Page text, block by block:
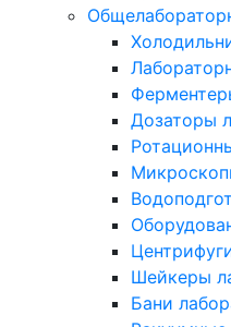
Дозаторы
Шейкеры
Бани